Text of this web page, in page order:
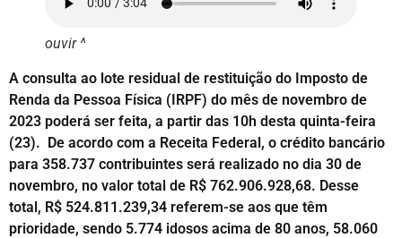
ouvir ^
A consulta ao lote residual de restituição do Imposto de
Renda da Pessoa Física (IRPF) do mês de novembro de
2023 poderá ser feita, a partir das 10h desta quinta-feira
(23). De acordo com a Receita Federal, o crédito bancário
para 358.737 contribuintes será realizado no dia 30 de
novembro, no valor total de R$ 762.906.928,68. Desse
total, R$ 524.811.239,34 referem-se aos que têm
prioridade, sendo 5.774 idosos acima de 80 anos, 58.060